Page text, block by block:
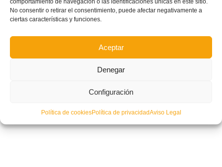
comportamiento de navegación o las identificaciones únicas en este sitio.
No consentir o retirar el consentimiento, puede afectar negativamente a
ciertas características y funciones.
Aceptar
Denegar
Configuración
Política de cookiesPolítica de privacidadAviso Legal